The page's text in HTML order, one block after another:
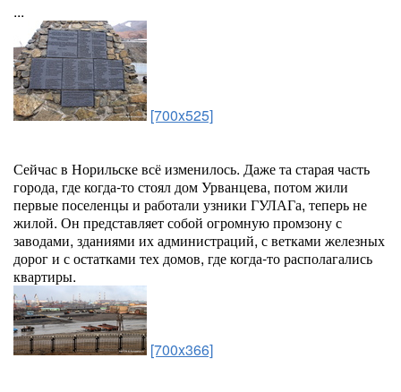
...
[700x525]
Сейчас в Норильске всё изменилось. Даже та старая часть
города, где когда-то стоял дом Урванцева, потом жили
первые поселенцы и работали узники ГУЛАГа, теперь не
жилой. Он представляет собой огромную промзону с
заводами, зданиями их администраций, с ветками железных
дорог и с остатками тех домов, где когда-то располагались
квартиры.
[700x366]